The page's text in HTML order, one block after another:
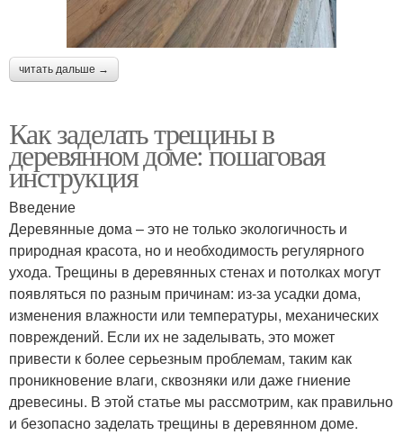
читать дальше →
Как заделать трещины в
деревянном доме: пошаговая
инструкция
Введение
Деревянные дома – это не только экологичность и
природная красота, но и необходимость регулярного
ухода. Трещины в деревянных стенах и потолках могут
появляться по разным причинам: из-за усадки дома,
изменения влажности или температуры, механических
повреждений. Если их не заделывать, это может
привести к более серьезным проблемам, таким как
проникновение влаги, сквозняки или даже гниение
древесины. В этой статье мы рассмотрим, как правильно
и безопасно заделать трещины в деревянном доме.